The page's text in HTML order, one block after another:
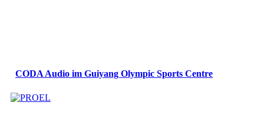
CODA Audio im Guiyang Olympic Sports Centre